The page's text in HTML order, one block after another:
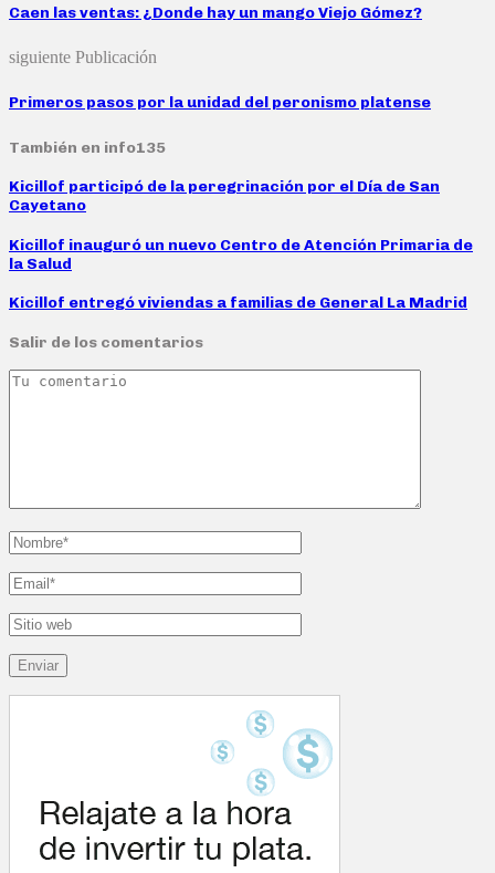
Caen las ventas: ¿Donde hay un mango Viejo Gómez?
siguiente Publicación
Primeros pasos por la unidad del peronismo platense
También en info135
Kicillof participó de la peregrinación por el Día de San
Cayetano
Kicillof inauguró un nuevo Centro de Atención Primaria de
la Salud
Kicillof entregó viviendas a familias de General La Madrid
Salir de los comentarios